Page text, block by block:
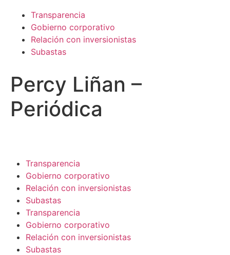
Transparencia
Gobierno corporativo
Relación con inversionistas
Subastas
Percy Liñan –
Periódica
Transparencia
Gobierno corporativo
Relación con inversionistas
Subastas
Transparencia
Gobierno corporativo
Relación con inversionistas
Subastas